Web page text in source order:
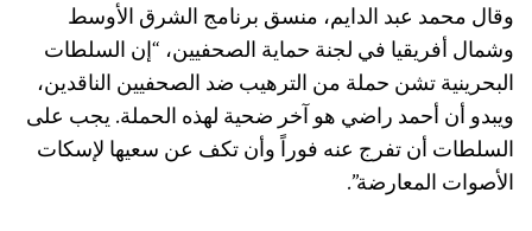
وقال محمد عبد الدايم، منسق برنامج الشرق الأوسط
وشمال أفريقيا في لجنة حماية الصحفيين، “إن السلطات
البحرينية تشن حملة من الترهيب ضد الصحفيين الناقدين،
ويبدو أن أحمد راضي هو آخر ضحية لهذه الحملة. يجب على
السلطات أن تفرج عنه فوراً وأن تكف عن سعيها لإسكات
الأصوات المعارضة”.